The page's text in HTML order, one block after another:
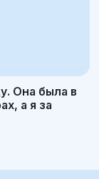
Она была в
а я за